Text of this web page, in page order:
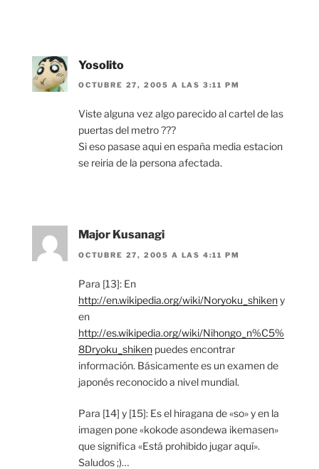
Yosolito
OCTUBRE 27, 2005 A LAS 3:11 PM
Viste alguna vez algo parecido al cartel de las
puertas del metro ???
Si eso pasase aqui en españa media estacion
se reiria de la persona afectada.
Major Kusanagi
OCTUBRE 27, 2005 A LAS 4:11 PM
Para [13]: En
http://en.wikipedia.org/wiki/Noryoku_shikeny
en
http://es.wikipedia.org/wiki/Nihongo_n%C5%
8Dryoku_shiken puedes encontrar
información. Básicamente es un examen de
japonés reconocido a nivel mundial.
Para [14] y [15]: Es el hiragana de «so» y en la
imagen pone «kokode asondewa ikemasen»
que significa «Está prohibido jugar aquí».
Saludos ;)…